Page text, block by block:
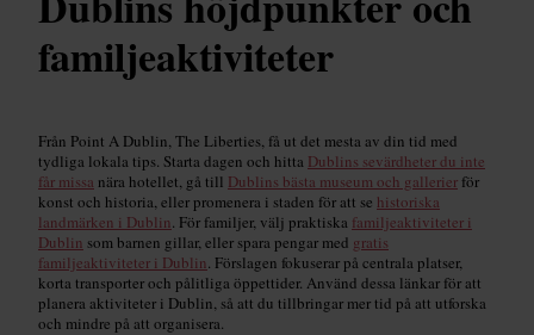
familjeaktiviteter
Från Point A Dublin, The Liberties, få ut det mesta av din tid med
tydliga lokala tips. Starta dagen och hitta Dublins sevärdheter du inte
får missa nära hotellet, gå till Dublins bästa museum och gallerier för
konst och historia, eller promenera i staden för att se historiska
landmärken i Dublin . För familjer, välj praktiska familjeaktiviteter i
Dublin som barnen gillar, eller spara pengar med gratis
familjeaktiviteter i Dublin . Förslagen fokuserar på centrala platser,
korta transporter och pålitliga öppettider. Använd dessa länkar för att
planera aktiviteter i Dublin, så att du tillbringar mer tid på att utforska
och mindre på att organisera.